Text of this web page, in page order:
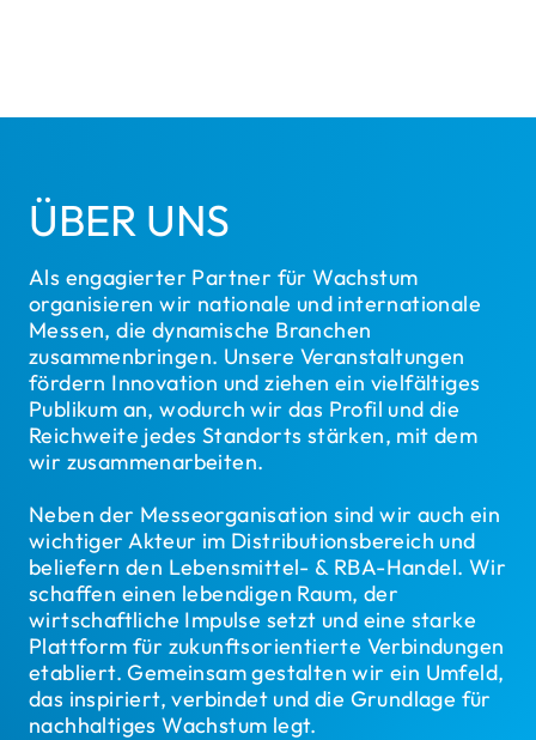
ÜBER UNS
Als engagierter Partner für Wachstum
organisieren wir nationale und internationale
Messen, die dynamische Branchen
zusammenbringen. Unsere Veranstaltungen
fördern Innovation und ziehen ein vielfältiges
Publikum an, wodurch wir das Profil und die
Reichweite jedes Standorts stärken, mit dem
wir zusammenarbeiten.
Neben der Messeorganisation sind wir auch ein
wichtiger Akteur im Distributionsbereich und
beliefern den Lebensmittel- & RBA-Handel. Wir
schaffen einen lebendigen Raum, der
wirtschaftliche Impulse setzt und eine starke
Plattform für zukunftsorientierte Verbindungen
etabliert. Gemeinsam gestalten wir ein Umfeld,
das inspiriert, verbindet und die Grundlage für
nachhaltiges Wachstum legt.